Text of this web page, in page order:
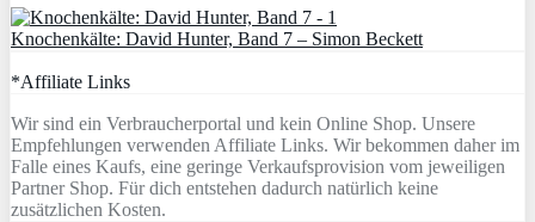
Knochenkälte: David Hunter, Band 7 – Simon Beckett
*Affiliate Links
Wir sind ein Verbraucherportal und kein Online Shop. Unsere
Empfehlungen verwenden Affiliate Links. Wir bekommen daher im
Falle eines Kaufs, eine geringe Verkaufsprovision vom jeweiligen
Partner Shop. Für dich entstehen dadurch natürlich keine
zusätzlichen Kosten.